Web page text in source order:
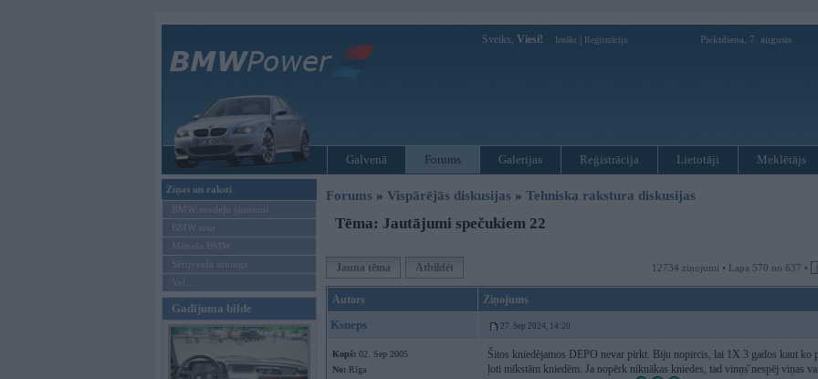
Sveiks, Viesi! Ienākt Reģistrācija Piektdiena, 7. augusts
Galvenā Forums Galerijas Reģistrācija Lietotāji Meklētājs
Ziņas un raksti
BMW modeļu jaunumi
BMW testi
Mēneša BMW
Sērijveida tūnings
Vel...
Gadījuma bilde
Forums » Vispārējās diskusijas » Tehniska rakstura diskusijas
Tēma: Jautājumi spečukiem 22
Jauna tēma Atbildēt 12734 ziņojumi • Lapa 570 no 637 •
Autors Ziņojums
Ksneps 27. Sep 2024, 14:20
Kopš: 02. Sep 2005
No: Rīga
Šitos kniedèjamos DEPO nevar pirkt. Biju nopircis, lai 1X 3 gados kaut ko
ļoti mīkstām kniedēm. Ja nopērk niknākas kniedes, tad vinņṣ̌ nespēj viņas